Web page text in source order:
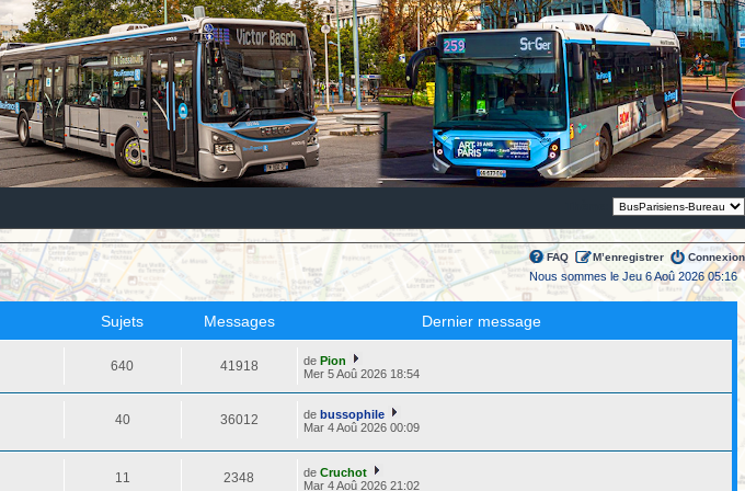
FAQ M’enregistrer Connexion
Nous sommes le Jeu 6 Aoû 2026 05:16
Sujets Messages Dernier message
640 41918 dePion
Mer 5 Aoû 2026 18:54
40 36012 debussophile
Mar 4 Aoû 2026 00:09
11 2348 deCruchot
Mar 4 Aoû 2026 21:02